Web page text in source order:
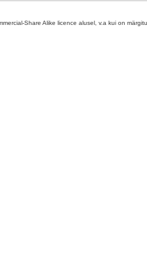
Share Alike licence alusel, v.a kui on